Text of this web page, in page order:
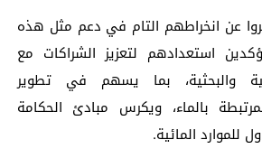
عن انخراطهم التام في دعم مثل هذه
استعدادهم لتعزيز الشراكات مع
والبحثية، بما يسهم في تطوير
بالماء، ويكرس مبادئ الحكامة
للموارد المائية.